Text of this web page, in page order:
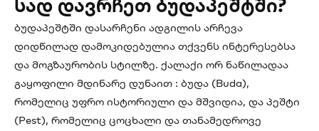
სად დავრჩეთ ბუდაპეშტში?
ბუდაპეშტში დასარჩენი ადგილის არჩევა
დიდწილად დამოკიდებულია თქვენს ინტერესებსა
და მოგზაურობის სტილზე. ქალაქი ორ ნაწილადაა
გაყოფილი მდინარე დუნაით : ბუდა (Buda),
რომელიც უფრო ისტორიული და მშვიდია, და პეშტი
(Pest), რომელიც ცოცხალი და თანამედროვე